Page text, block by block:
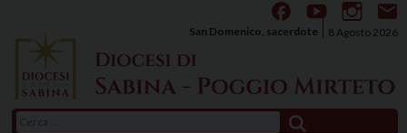
content
8 Agosto 2026
San Domenico, sacerdote